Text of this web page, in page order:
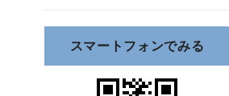
スマートフォンでみる